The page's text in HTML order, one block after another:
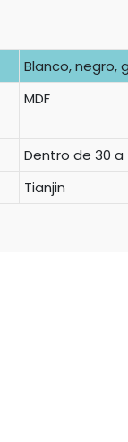
Blanco, negro,
MDF
Dentro de 30 a
Tianjin